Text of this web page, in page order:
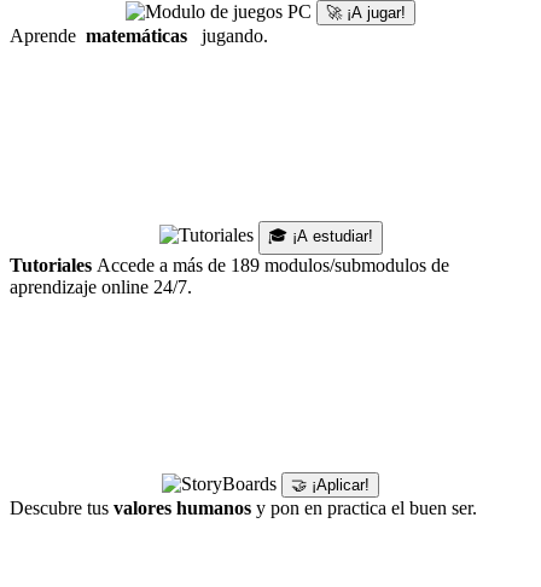
🚀 ¡A jugar!
Aprende matemáticas jugando.
🎓 ¡A estudiar!
Tutoriales Accede a más de 189 modulos/submodulos de
aprendizaje online 24/7.
🤝 ¡Aplicar!
Descubre tus valores humanos y pon en practica el buen ser.